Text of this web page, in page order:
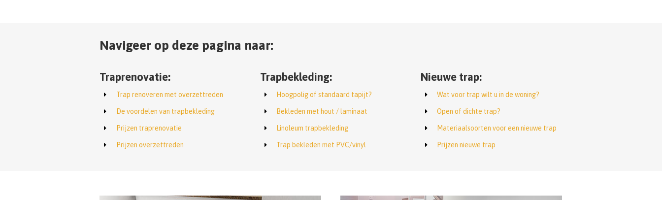
Navigeer op deze pagina naar:
Traprenovatie:
Trap renoveren met overzettreden
De voordelen van trapbekleding
Prijzen traprenovatie
Prijzen overzettreden
Trapbekleding:
Hoogpolig of standaard tapijt?
Bekleden met hout / laminaat
Linoleum trapbekleding
Trap bekleden met PVC/vinyl
Nieuwe trap:
Wat voor trap wilt u in de woning?
Open of dichte trap?
Materiaalsoorten voor een nieuwe trap
Prijzen nieuwe trap